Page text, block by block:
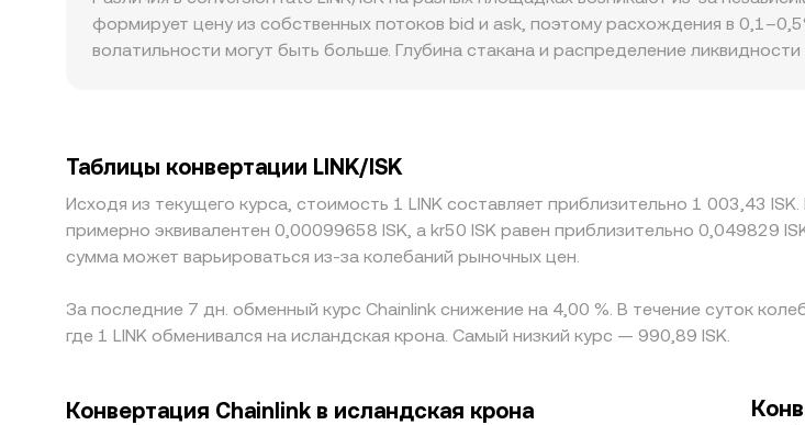
соотношение резервов и, следовательно, цену, что может временно отличать
взаимодействие последней сделки, структуры ордербука, межбиржевого VWAP
формирует цену из собственных потоков bid и ask, поэтому расхождения в
волатильности могут быть больше. Глубина стакана и распределение
основная ликвидность сосредоточена в парах LINK/USDT и затем производится
фиатным валютам) просачивается в итоговый уровень. Арбитраж между биржами
комиссионные и риск исполнения оставляют краткосрочные спрэды между
отличаться в реальном времени.
Таблицы конвертации LINK/ISK
Исходя из текущего курса, стоимость 1 LINK составляет приблизительно 1 003,43
примерно эквивалентен 0,00099658 ISK, а kr50 ISK равен приблизительно 0,049829
сумма может варьироваться из-за колебаний рыночных цен.
За последние 7 дн. обменный курс Chainlink снижение на 4,00 %. В течение суток
где 1 LINK обменивался на исландская крона. Самый низкий курс — 990,89 ISK.
Конвертация Chainlink в исландская крона